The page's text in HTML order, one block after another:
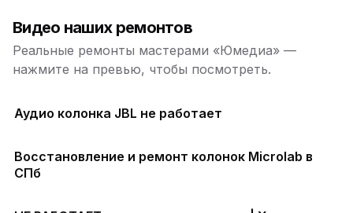
Видео наших ремонтов
Реальные ремонты мастерами «Юмедиа» —
нажмите на превью, чтобы посмотреть.
Аудио колонка JBL не работает
Восстановление и ремонт колонок Microlab в
СПб